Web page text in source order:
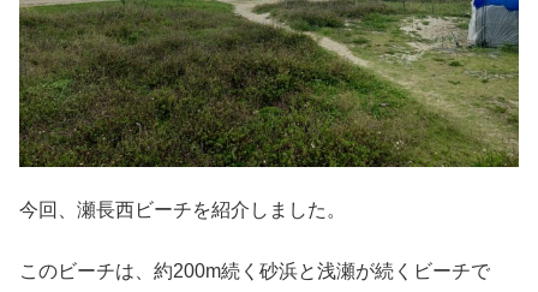
今回、瀬長西ビーチを紹介しました。
このビーチは、約200m続く砂浜と浅瀬が続くビーチで